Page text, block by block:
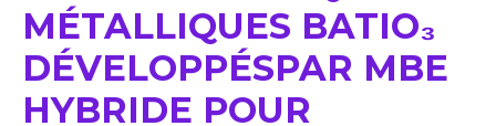
MÉTALLIQUES BATIO₃
DÉVELOPPÉSPAR MBE
HYBRIDE POUR